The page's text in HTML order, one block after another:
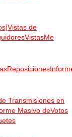
Vistas de
VistasMe
Reposiciones
Transmisiones en
Masivo deVotos